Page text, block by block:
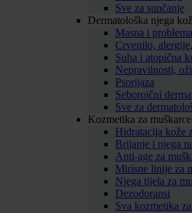
Sve za sunčanje
Dermatološka njega
Masna i
Crvenilo,
Suha i atopična
Nepravilnosti,
Psorijaza
Seboroični
Sve za
Kozmetika za muškarce
Hidratacija kože
Brijanje i njega
Anti-age za
Mirisne linije za
Njega tijela za
Dezodoransi
Sva kozmetika